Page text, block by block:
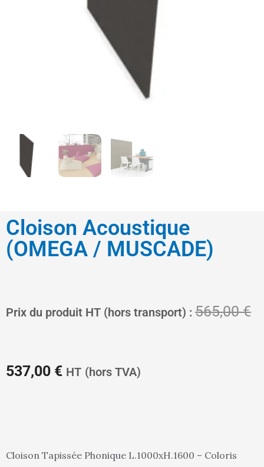
Cloison Acoustique
(OMEGA / MUSCADE)
Prix du produit HT (hors transport) : 565,00€
537,00 €
Le
prix
HT (hors TVA)
Cloison Tapissée Phonique L.1000xH.1600 – Coloris